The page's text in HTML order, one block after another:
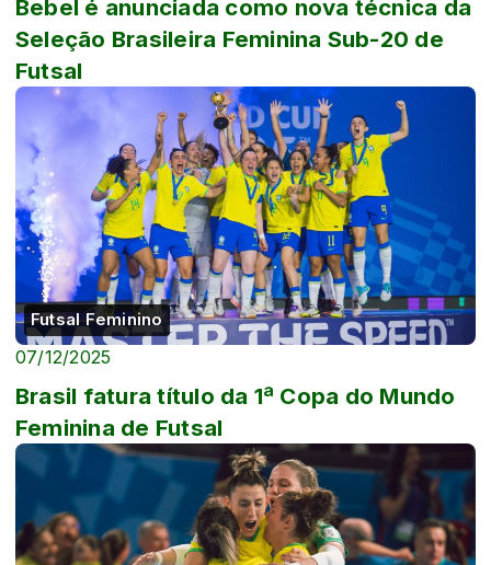
Bebel é anunciada como nova técnica da
Seleção Brasileira Feminina Sub-20 de
Futsal
Futsal Feminino
07/12/2025
Brasil fatura título da 1ª Copa do Mundo
Feminina de Futsal